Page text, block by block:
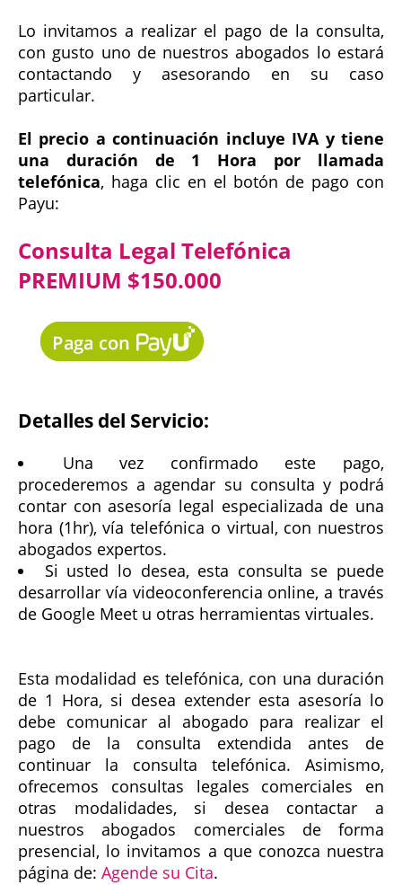
Lo invitamos a realizar el pago de la consulta,
con gusto uno de nuestros abogados lo estará
contactando y asesorando en su caso
particular.
El precio a continuación incluye IVA y tiene
una duración de 1 Hora por llamada
telefónica, haga clic en el botón de pago con
Payu:
Consulta Legal Telefónica
PREMIUM $150.000
Detalles del Servicio:
Una vez confirmado este pago,
procederemos a agendar su consulta y podrá
contar con asesoría legal especializada de una
hora (1hr), vía telefónica o virtual, con nuestros
abogados expertos.
Si usted lo desea, esta consulta se puede
desarrollar vía videoconferencia online, a través
de Google Meet u otras herramientas virtuales.
Esta modalidad es telefónica, con una duración
de 1 Hora, si desea extender esta asesoría lo
debe comunicar al abogado para realizar el
pago de la consulta extendida antes de
continuar la consulta telefónica. Asimismo,
ofrecemos consultas legales comerciales en
otras modalidades, si desea contactar a
nuestros abogados comerciales de forma
presencial, lo invitamos a que conozca nuestra
página de: Agende su Cita.